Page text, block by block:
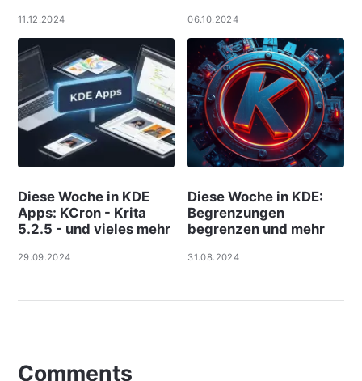
11.12.2024 06.10.2024
Diese Woche in KDE
Apps: KCron - Krita
5.2.5 - und vieles mehr
29.09.2024
Diese Woche in KDE:
Begrenzungen
begrenzen und mehr
31.08.2024
Comments